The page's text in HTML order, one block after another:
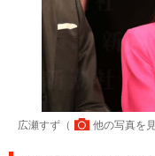
広瀬すず（ 他の写真を